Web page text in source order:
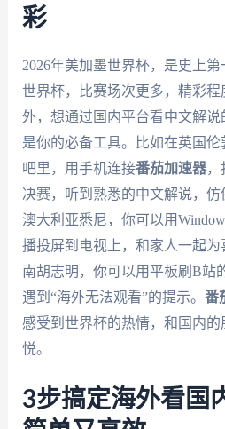
彩
2026年美加墨世界杯，是史上
世界杯，比赛场次更多，精彩
外，想通过国内平台看中文解说
是你的必备工具。比如在英国
吧里，用手机连接番茄加速器，
决赛，听到熟悉的中文解说，
澳大利亚悉尼，你可以用
播投屏到电视上，和家人一起
南胡志明，你可以用平板刷B站
遇到“海外无法观看”的提示。 番
感受到世界杯的热情，和国内
悦。
3步搞定海外看国